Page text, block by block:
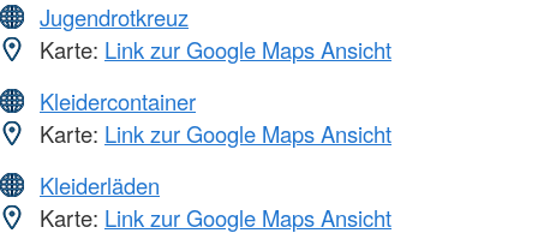
Jugendrotkreuz
Karte: Link zur Google Maps Ansicht
Kleidercontainer
Karte: Link zur Google Maps Ansicht
Kleiderläden
Karte: Link zur Google Maps Ansicht